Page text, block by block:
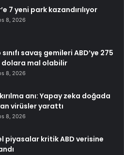
7 yeni park kazandırılıyor
8, 2026
savaş gemileri ABD’ye 275
dolara mal olabilir
8, 2026
anı: Yapay zeka doğada
virüsler yarattı
8, 2026
piyasalar kritik ABD verisine